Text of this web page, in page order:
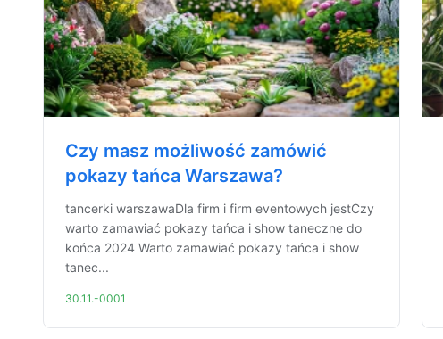
Czy masz możliwość zamówić
pokazy tańca Warszawa?
tancerki warszawaDla firm i firm eventowych jestCzy
warto zamawiać pokazy tańca i show taneczne do
końca 2024 Warto zamawiać pokazy tańca i show
tanec...
30.11.-0001